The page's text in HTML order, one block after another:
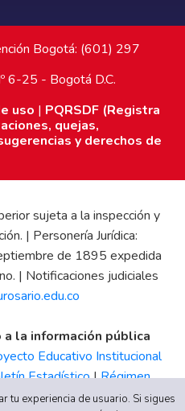
Bogotá: (601) 297
6-25 - Bogotá D.C.
uso | PQRSDF (Registra
quejas,
y derechos de
sujeta a la inspección y
| Personería Jurídica:
de 1895 expedida
| Notificaciones judiciales
a la información pública
Educativo Institucional
Estadístico|Régimen
|Código de Ética| Canal
tu experiencia de usuario. Si sigues